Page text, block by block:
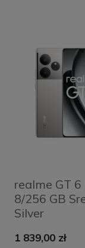
realme GT 6
8/256 GB
Silver
1 839,00 zł